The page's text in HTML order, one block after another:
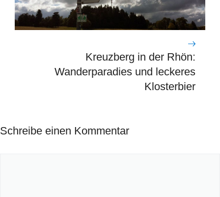
Kreuzberg in der Rhön:
Wanderparadies und leckeres
Klosterbier
Schreibe einen Kommentar